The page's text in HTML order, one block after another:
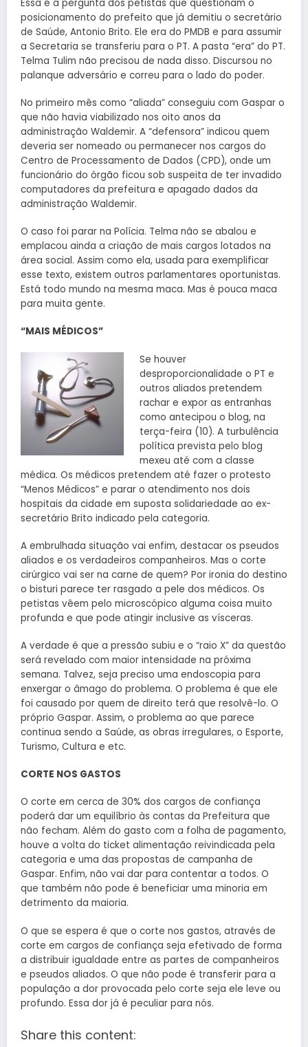
Essa é a pergunta dos petistas que questionam o
posicionamento do prefeito que já demitiu o secretário
de Saúde, Antonio Brito. Ele era do PMDB e para assumir
a Secretaria se transferiu para o PT. A pasta “era” do PT.
Telma Tulim não precisou de nada disso. Discursou no
palanque adversário e correu para o lado do poder.
No primeiro mês como “aliada” conseguiu com Gaspar o
que não havia viabilizado nos oito anos da
administração Waldemir. A “defensora” indicou quem
deveria ser nomeado ou permanecer nos cargos do
Centro de Processamento de Dados (CPD), onde um
funcionário do órgão ficou sob suspeita de ter invadido
computadores da prefeitura e apagado dados da
administração Waldemir.
O caso foi parar na Polícia. Telma não se abalou e
emplacou ainda a criação de mais cargos lotados na
área social. Assim como ela, usada para exemplificar
esse texto, existem outros parlamentares oportunistas.
Está todo mundo na mesma maca. Mas é pouca maca
para muita gente.
“MAIS MÉDICOS”
Se houver
desproporcionalidade o PT e
outros aliados pretendem
rachar e expor as entranhas
como antecipou o blog, na
terça-feira (10). A turbulência
política prevista pelo blog
mexeu até com a classe
médica. Os médicos pretendem até fazer o protesto
“Menos Médicos” e parar o atendimento nos dois
hospitais da cidade em suposta solidariedade ao ex-
secretário Brito indicado pela categoria.
A embrulhada situação vai enfim, destacar os pseudos
aliados e os verdadeiros companheiros. Mas o corte
cirúrgico vai ser na carne de quem? Por ironia do destino
o bisturi parece ter rasgado a pele dos médicos. Os
petistas vêem pelo microscópico alguma coisa muito
profunda e que pode atingir inclusive as vísceras.
A verdade é que a pressão subiu e o “raio X” da questão
será revelado com maior intensidade na próxima
semana. Talvez, seja preciso uma endoscopia para
enxergar o âmago do problema. O problema é que ele
foi causado por quem de direito terá que resolvê-lo. O
próprio Gaspar. Assim, o problema ao que parece
continua sendo a Saúde, as obras irregulares, o Esporte,
Turismo, Cultura e etc.
CORTE NOS GASTOS
O corte em cerca de 30% dos cargos de confiança
poderá dar um equilíbrio às contas da Prefeitura que
não fecham. Além do gasto com a folha de pagamento,
houve a volta do ticket alimentação reivindicada pela
categoria e uma das propostas de campanha de
Gaspar. Enfim, não vai dar para contentar a todos. O
que também não pode é beneficiar uma minoria em
detrimento da maioria.
O que se espera é que o corte nos gastos, através de
corte em cargos de confiança seja efetivado de forma
a distribuir igualdade entre as partes de companheiros
e pseudos aliados. O que não pode é transferir para a
população a dor provocada pelo corte seja ele leve ou
profundo. Essa dor já é peculiar para nós.
Share this content: